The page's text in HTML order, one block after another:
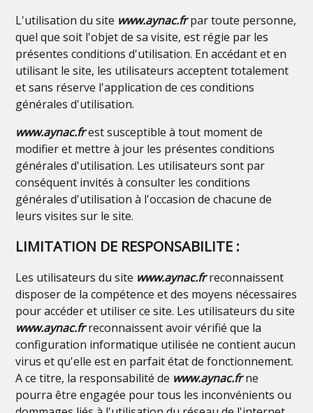
L'utilisation du site www.aynac.frpar toute personne,
quel que soit l'objet de sa visite, est régie par les
présentes conditions d'utilisation. En accédant et en
utilisant le site, les utilisateurs acceptent totalement
et sans réserve l'application de ces conditions
générales d'utilisation.
www.aynac.frest susceptible à tout moment de
modifier et mettre à jour les présentes conditions
générales d'utilisation. Les utilisateurs sont par
conséquent invités à consulter les conditions
générales d'utilisation à l'occasion de chacune de
leurs visites sur le site.
LIMITATION DE RESPONSABILITE :
Les utilisateurs du site www.aynac.frreconnaissent
disposer de la compétence et des moyens nécessaires
pour accéder et utiliser ce site. Les utilisateurs du site
www.aynac.frreconnaissent avoir vérifié que la
configuration informatique utilisée ne contient aucun
virus et qu'elle est en parfait état de fonctionnement.
A ce titre, la responsabilité de www.aynac.frne
pourra être engagée pour tous les inconvénients ou